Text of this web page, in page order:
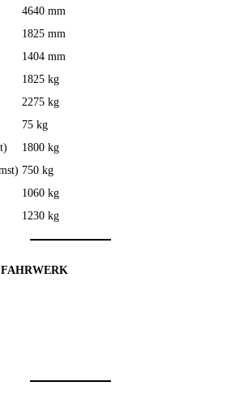
4640 mm
1825 mm
1404 mm
1825 kg
2275 kg
75 kg
1800 kg
750 kg
1060 kg
1230 kg